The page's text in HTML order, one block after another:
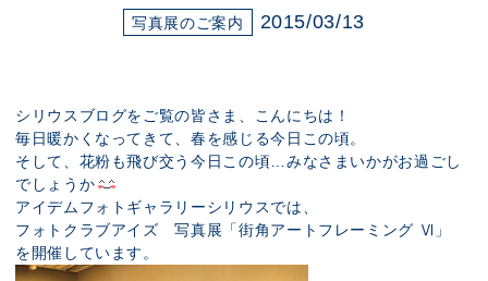
写真展のご案内 2015/03/13
シリウスブログをご覧の皆さま、こんにちは！
毎日暖かくなってきて、春を感じる今日この頃。
そして、花粉も飛び交う今日この頃…みなさまいかがお過ごし
でしょうか
アイデムフォトギャラリーシリウスでは、
フォトクラブアイズ 写真展「街角アートフレーミング Ⅵ」
を開催しています。